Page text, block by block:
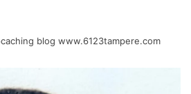
blog www.6123tampere.com